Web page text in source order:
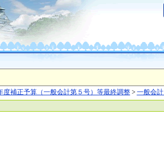
度補正予算（一般会計第５号）等最終調整> 一般会計
について
区大手前2丁目
（代表電話）06-6941-0351
江区南港北1-14-16
（代表電話）06-6941-0351
Prefecture,All rights reserved.